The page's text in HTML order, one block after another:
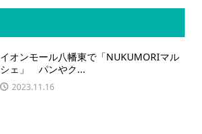
イオンモール八幡東で「NUKUMORIマル
シェ」 パンやク...
2023.11.16